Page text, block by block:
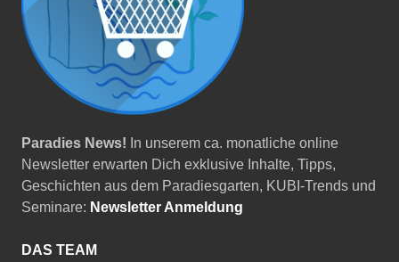
Paradies News! In unserem ca. monatliche online
Newsletter erwarten Dich exklusive Inhalte, Tipps,
Geschichten aus dem Paradiesgarten, KUBI-Trends und
Seminare: Newsletter Anmeldung
DAS TEAM